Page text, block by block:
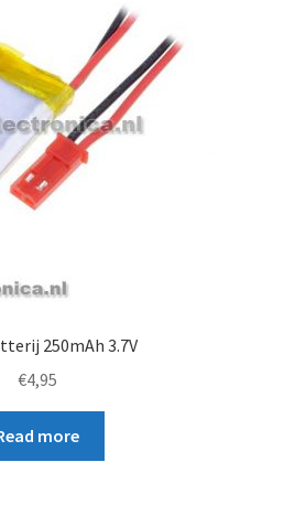
250mAh 3.7V
€4,95
more